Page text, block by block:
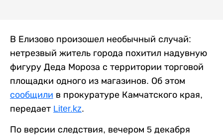
В Елизово произошел необычный случай:
нетрезвый житель города похитил надувную
фигуру Деда Мороза с территории торговой
площадки одного из магазинов. Об этом
сообщили в прокуратуре Камчатского края,
передает Liter.kz.
По версии следствия, вечером 5 декабря